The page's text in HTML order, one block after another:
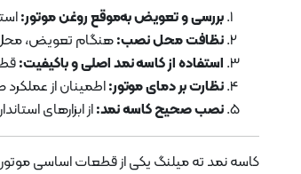
بررسی و تعویض به‌موقع روغن موتور:
نظافت محل نصب:هنگام تعویض، محل
استفاده از کاسه نمد اصلی و باکیفیت:
نظارت بر دمای موتور:اطمینان از
نصب صحیح کاسه نمد:از ابزارهای
کاسه نمد ته میلنگ یکی از قطعات اساسی موتور